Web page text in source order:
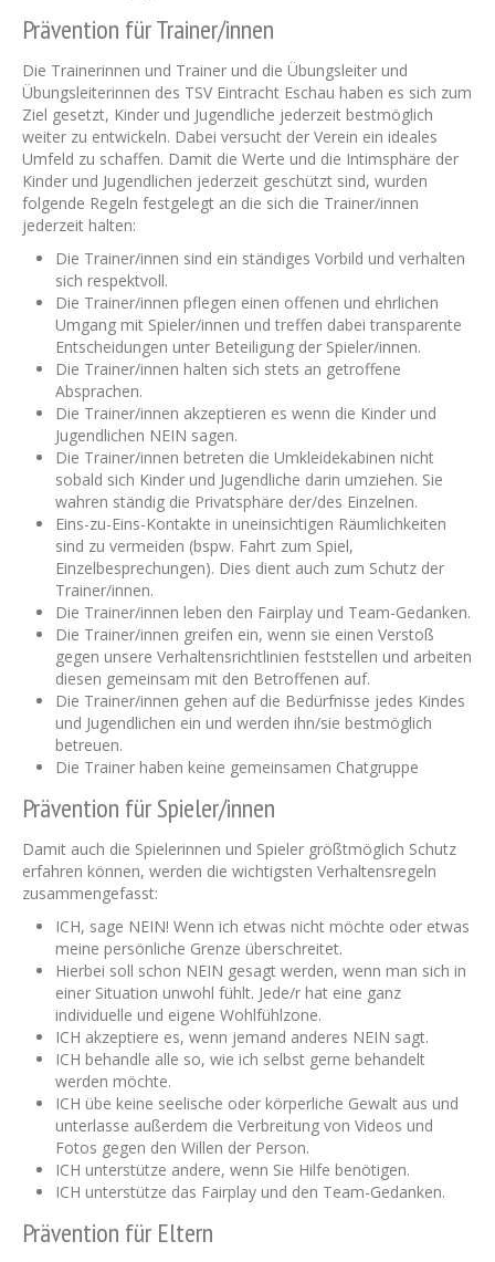
Prävention für Trainer/innen
Die Trainerinnen und Trainer und die Übungsleiter und
Übungsleiterinnen des TSV Eintracht Eschau haben es sich zum
Ziel gesetzt, Kinder und Jugendliche jederzeit bestmöglich
weiter zu entwickeln. Dabei versucht der Verein ein ideales
Umfeld zu schaffen. Damit die Werte und die Intimsphäre der
Kinder und Jugendlichen jederzeit geschützt sind, wurden
folgende Regeln festgelegt an die sich die Trainer/innen
jederzeit halten:
Die Trainer/innen sind ein ständiges Vorbild und verhalten
sich respektvoll.
Die Trainer/innen pflegen einen offenen und ehrlichen
Umgang mit Spieler/innen und treffen dabei transparente
Entscheidungen unter Beteiligung der Spieler/innen.
Die Trainer/innen halten sich stets an getroffene
Absprachen.
Die Trainer/innen akzeptieren es wenn die Kinder und
Jugendlichen NEIN sagen.
Die Trainer/innen betreten die Umkleidekabinen nicht
sobald sich Kinder und Jugendliche darin umziehen. Sie
wahren ständig die Privatsphäre der/des Einzelnen.
Eins-zu-Eins-Kontakte in uneinsichtigen Räumlichkeiten
sind zu vermeiden (bspw. Fahrt zum Spiel,
Einzelbesprechungen). Dies dient auch zum Schutz der
Trainer/innen.
Die Trainer/innen leben den Fairplay und Team-Gedanken.
Die Trainer/innen greifen ein, wenn sie einen Verstoß
gegen unsere Verhaltensrichtlinien feststellen und arbeiten
diesen gemeinsam mit den Betroffenen auf.
Die Trainer/innen gehen auf die Bedürfnisse jedes Kindes
und Jugendlichen ein und werden ihn/sie bestmöglich
betreuen.
Die Trainer haben keine gemeinsamen Chatgruppe
Prävention für Spieler/innen
Damit auch die Spielerinnen und Spieler größtmöglich Schutz
erfahren können, werden die wichtigsten Verhaltensregeln
zusammengefasst:
ICH, sage NEIN! Wenn ich etwas nicht möchte oder etwas
meine persönliche Grenze überschreitet.
Hierbei soll schon NEIN gesagt werden, wenn man sich in
einer Situation unwohl fühlt. Jede/r hat eine ganz
individuelle und eigene Wohlfühlzone.
ICH akzeptiere es, wenn jemand anderes NEIN sagt.
ICH behandle alle so, wie ich selbst gerne behandelt
werden möchte.
ICH übe keine seelische oder körperliche Gewalt aus und
unterlasse außerdem die Verbreitung von Videos und
Fotos gegen den Willen der Person.
ICH unterstütze andere, wenn Sie Hilfe benötigen.
ICH unterstütze das Fairplay und den Team-Gedanken.
Prävention für Eltern